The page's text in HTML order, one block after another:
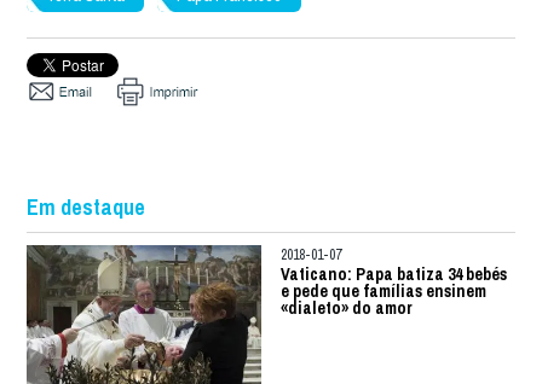
Em destaque
2018-01-07
Vaticano: Papa batiza 34 bebés
e pede que famílias ensinem
«dialeto» do amor